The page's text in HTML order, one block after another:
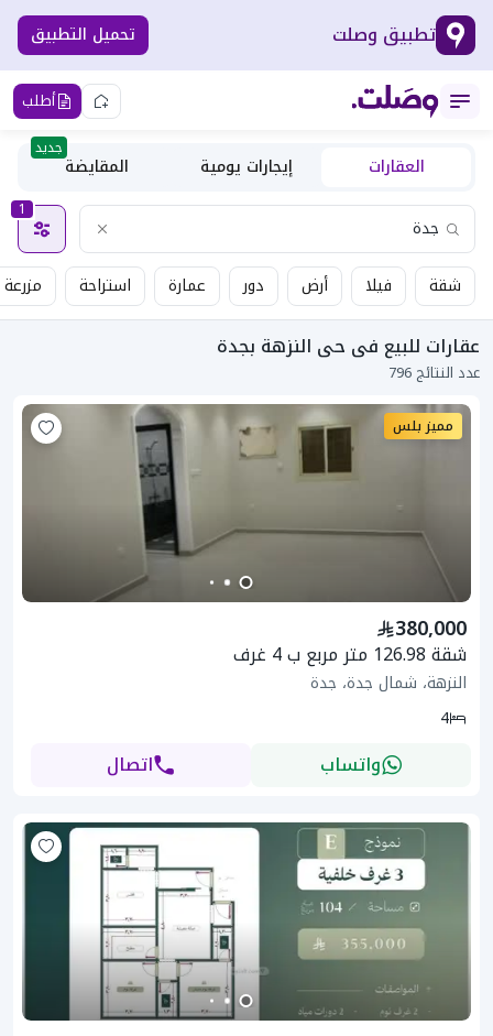
تطبيق وصلت تحميل التطبيق
أطلب
العقارات إيجارات يومية المقايضة
جديد
1
شقة فيلا أرض دور عمارة استراحة مزرعة
عقارات للبيع فى حى النزهة بجدة
عدد النتائج 796
مميز بلس
380,000
شقة 126.98 متر مربع ب 4 غرف
النزهة، شمال جدة، جدة
4
واتساب اتصال